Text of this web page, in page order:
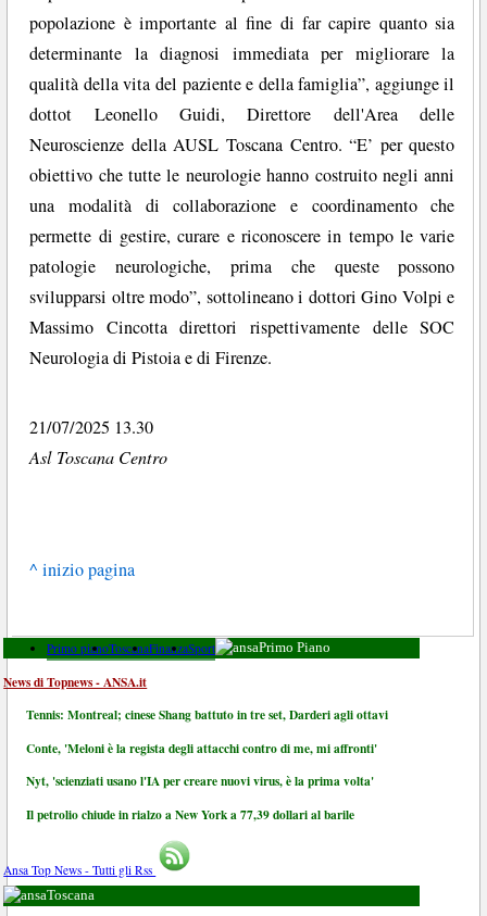
popolazione è importante al fine di far capire quanto sia
determinante la diagnosi immediata per migliorare la
qualità della vita del paziente e della famiglia”, aggiunge il
dottot Leonello Guidi, Direttore dell'Area delle
Neuroscienze della AUSL Toscana Centro. “E’ per questo
obiettivo che tutte le neurologie hanno costruito negli anni
una modalità di collaborazione e coordinamento che
permette di gestire, curare e riconoscere in tempo le varie
patologie neurologiche, prima che queste possono
svilupparsi oltre modo”, sottolineano i dottori Gino Volpi e
Massimo Cincotta direttori rispettivamente delle SOC
Neurologia di Pistoia e di Firenze.
21/07/2025 13.30
Asl Toscana Centro
^ inizio pagina
Primo pianoToscanaFinanzaSport Primo Piano
News di Topnews - ANSA.it
Tennis: Montreal; cinese Shang battuto in tre set, Darderi agli ottavi
Conte, 'Meloni è la regista degli attacchi contro di me, mi affronti'
Nyt, 'scienziati usano l'IA per creare nuovi virus, è la prima volta'
Il petrolio chiude in rialzo a New York a 77,39 dollari al barile
Ansa Top News - Tutti gli Rss
Toscana